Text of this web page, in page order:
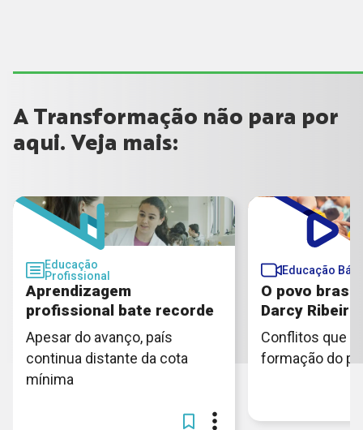
A Transformação não para por
aqui. Veja mais:
Educação
Profissional
Aprendizagem
profissional bate recorde
Apesar do avanço, país
continua distante da cota
mínima
Educação
O povo
Darcy Ribeiro
Conflitos que
formação do